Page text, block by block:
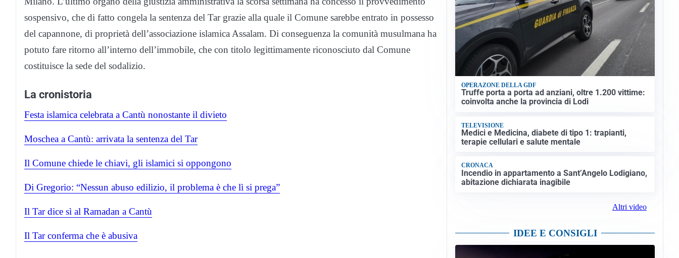
sospensivo, che di fatto congela la sentenza del Tar grazie alla quale il Comune sarebbe entrato in possesso
del capannone, di proprietà dell’associazione islamica Assalam. Di conseguenza la comunità musulmana ha
potuto fare ritorno all’interno dell’immobile, che con titolo legittimamente riconosciuto dal Comune
costituisce la sede del sodalizio.
La cronistoria
Festa islamica celebrata a Cantù nonostante il divieto
Moschea a Cantù: arrivata la sentenza del Tar
Il Comune chiede le chiavi, gli islamici si oppongono
Di Gregorio: “Nessun abuso edilizio, il problema è che lì si prega”
Il Tar dice sì al Ramadan a Cantù
Il Tar conferma che è abusiva
OPERAZONE DELLA GDF
Truffe porta a porta ad anziani, oltre 1.200 vittime:
coinvolta anche la provincia di Lodi
TELEVISIONE
Medici e Medicina, diabete di tipo 1: trapianti,
terapie cellulari e salute mentale
CRONACA
Incendio in appartamento a Sant’Angelo Lodigiano,
abitazione dichiarata inagibile
Altri video
IDEE E CONSIGLI